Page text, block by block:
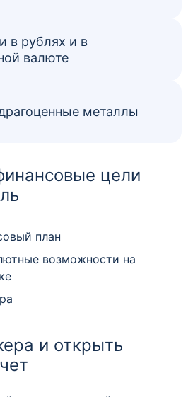
в рублях и в
валюте
металлы
цели
план
возможности на
и открыть